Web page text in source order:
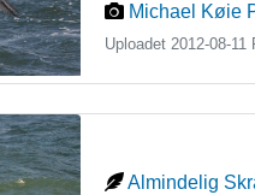
Michael Køie
Uploadet 2012-08-
Almindelig